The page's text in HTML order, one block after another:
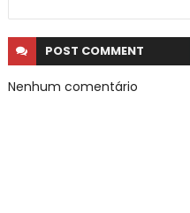
POST COMMENT
Nenhum comentário